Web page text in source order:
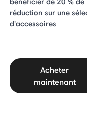
réduction sur une
d'accessoires
Acheter
maintenant